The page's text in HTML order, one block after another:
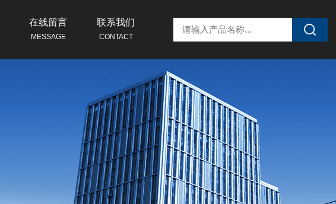
在线留言
MESSAGE
联系我们
CONTACT